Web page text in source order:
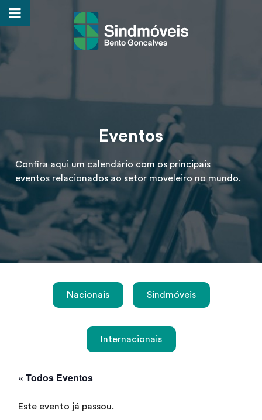
Eventos
Confira aqui um calendário com os principais
eventos relacionados ao setor moveleiro no mundo.
Nacionais Sindmóveis
Internacionais
« Todos Eventos
Este evento já passou.